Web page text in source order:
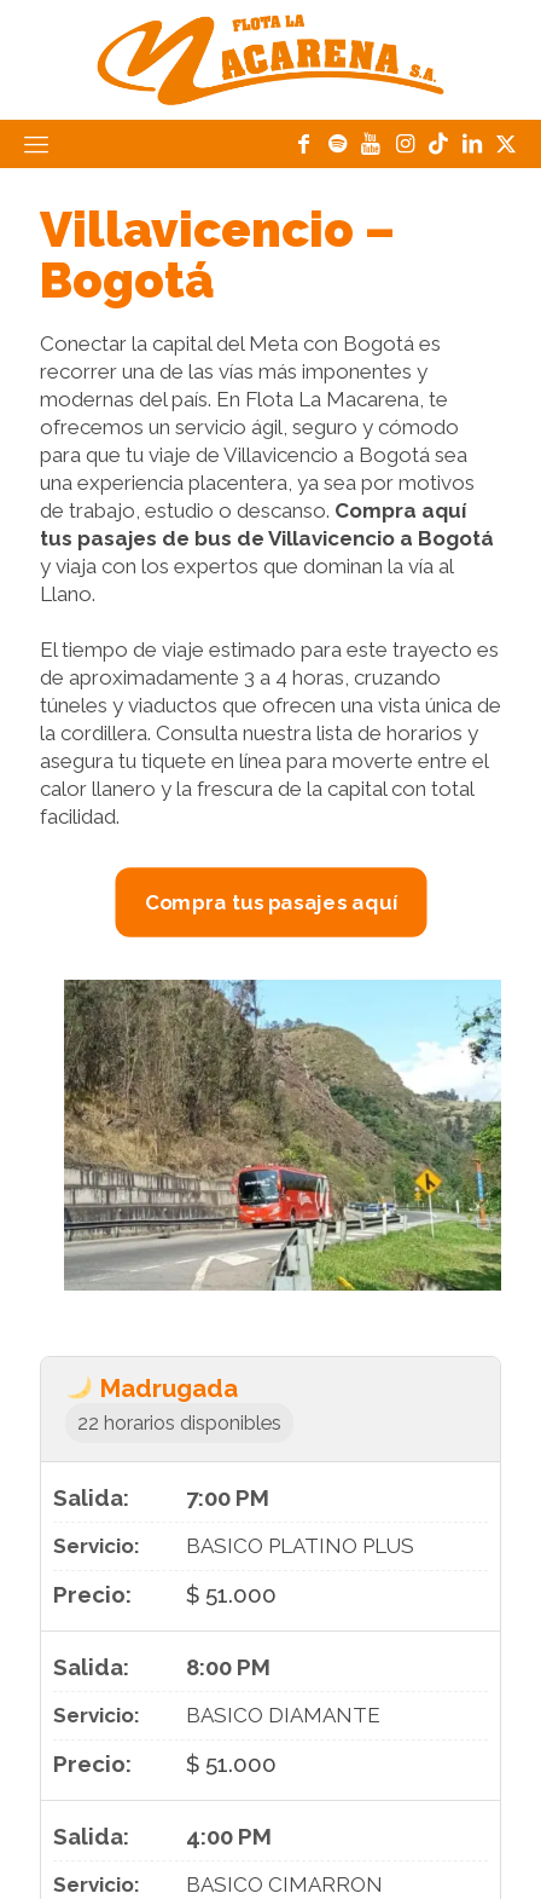
Villavicencio –
Bogotá
Conectar la capital del Meta con Bogotá es
recorrer una de las vías más imponentes y
modernas del país. En Flota La Macarena, te
ofrecemos un servicio ágil, seguro y cómodo
para que tu viaje de Villavicencio a Bogotá sea
una experiencia placentera, ya sea por motivos
de trabajo, estudio o descanso. Compra aquí
tus pasajes de bus de Villavicencio a Bogotá
y viaja con los expertos que dominan la vía al
Llano.
El tiempo de viaje estimado para este trayecto es
de aproximadamente 3 a 4 horas, cruzando
túneles y viaductos que ofrecen una vista única de
la cordillera. Consulta nuestra lista de horarios y
asegura tu tiquete en línea para moverte entre el
calor llanero y la frescura de la capital con total
facilidad.
Compra tus pasajes aquí
Madrugada
22 horarios disponibles
7:00 PM
BASICO PLATINO PLUS
$ 51.000
8:00 PM
BASICO DIAMANTE
$ 51.000
4:00 PM
BASICO CIMARRON